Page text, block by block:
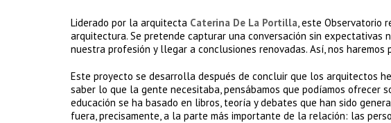
Liderado por la arquitecta Caterina De La Portilla, este Observatorio
arquitectura. Se pretende capturar una conversación sin expectativas
nuestra profesión y llegar a conclusiones renovadas. Así, nos
Este proyecto se desarrolla después de concluir que los arquitectos
saber lo que la gente necesitaba, pensábamos que podíamos ofrecer
educación se ha basado en libros, teoría y debates que han sido
fuera, precisamente, a la parte más importante de la relación: las